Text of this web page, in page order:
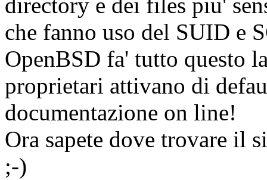
che fanno uso del SUID e
OpenBSD fa' tutto questo
proprietari attivano di
documentazione on line!
Ora sapete dove trovare il
;-)